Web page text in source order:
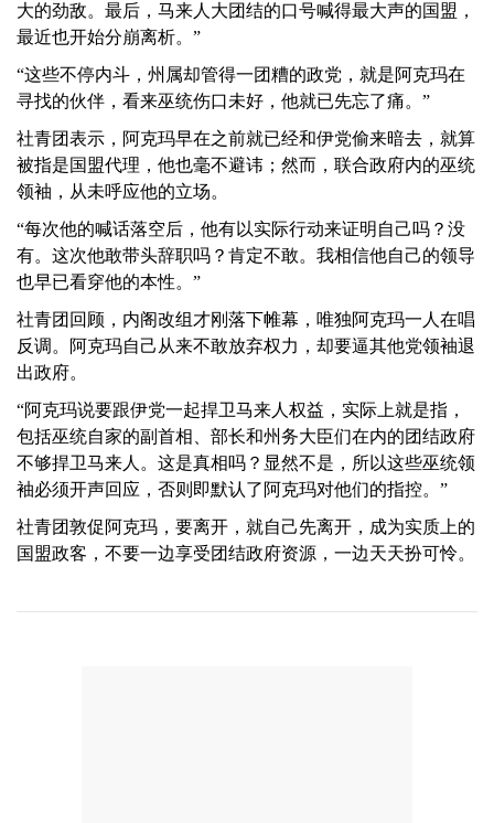
大的劲敌。最后，马来人大团结的口号喊得最大声的国盟，
最近也开始分崩离析。”
“这些不停内斗，州属却管得一团糟的政党，就是阿克玛在
寻找的伙伴，看来巫统伤口未好，他就已先忘了痛。”
社青团表示，阿克玛早在之前就已经和伊党偷来暗去，就算
被指是国盟代理，他也毫不避讳；然而，联合政府内的巫统
领袖，从未呼应他的立场。
“每次他的喊话落空后，他有以实际行动来证明自己吗？没
有。这次他敢带头辞职吗？肯定不敢。我相信他自己的领导
也早已看穿他的本性。”
社青团回顾，内阁改组才刚落下帷幕，唯独阿克玛一人在唱
反调。阿克玛自己从来不敢放弃权力，却要逼其他党领袖退
出政府。
“阿克玛说要跟伊党一起捍卫马来人权益，实际上就是指，
包括巫统自家的副首相、部长和州务大臣们在内的团结政府
不够捍卫马来人。这是真相吗？显然不是，所以这些巫统领
袖必须开声回应，否则即默认了阿克玛对他们的指控。”
社青团敦促阿克玛，要离开，就自己先离开，成为实质上的
国盟政客，不要一边享受团结政府资源，一边天天扮可怜。